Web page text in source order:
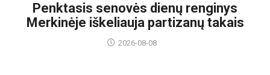
Penktasis senovės dienų renginys
Merkinėje iškeliauja partizanų takais
2026-08-08